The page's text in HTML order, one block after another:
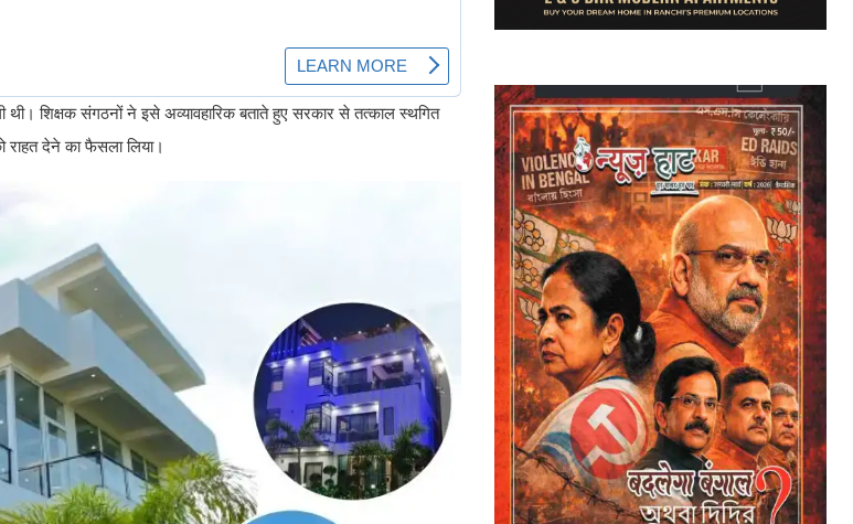
थी। शिक्षक संगठनों ने इसे अव्यावहारिक बताते हुए सरकार से तत्काल स्थगित
राहत देने का फैसला लिया।